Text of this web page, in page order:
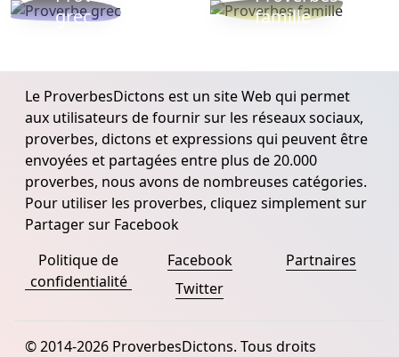
grec
famille
Le ProverbesDictons est un site Web qui permet
aux utilisateurs de fournir sur les réseaux sociaux,
proverbes, dictons et expressions qui peuvent être
envoyées et partagées entre plus de 20.000
proverbes, nous avons de nombreuses catégories.
Pour utiliser les proverbes, cliquez simplement sur
Partager sur Facebook
Politique de
confidentialité
Facebook
Twitter
Partnaires
© 2014-2026 ProverbesDictons. Tous droits